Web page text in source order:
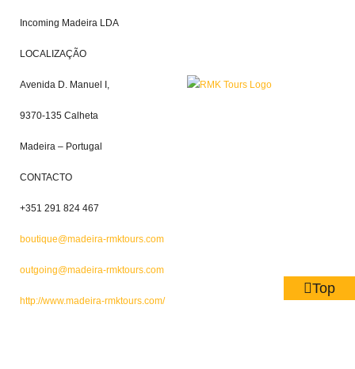
Incoming Madeira LDA
LOCALIZAÇÃO
Avenida D. Manuel I,
9370-135 Calheta
Madeira – Portugal
CONTACTO
+351 291 824 467
boutique@madeira-rmktours.com
outgoing@madeira-rmktours.com
http://www.madeira-rmktours.com/
Top